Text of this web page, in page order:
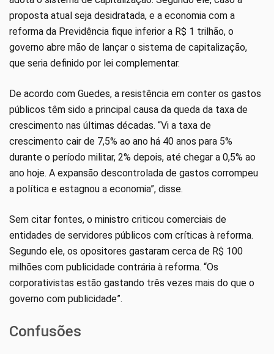
proposta atual seja desidratada, e a economia com a
reforma da Previdência fique inferior a R$ 1 trilhão, o
governo abre mão de lançar o sistema de capitalização,
que seria definido por lei complementar.
De acordo com Guedes, a resistência em conter os gastos
públicos têm sido a principal causa da queda da taxa de
crescimento nas últimas décadas. “Vi a taxa de
crescimento cair de 7,5% ao ano há 40 anos para 5%
durante o período militar, 2% depois, até chegar a 0,5% ao
ano hoje. A expansão descontrolada de gastos corrompeu
a política e estagnou a economia”, disse.
Sem citar fontes, o ministro criticou comerciais de
entidades de servidores públicos com críticas à reforma.
Segundo ele, os opositores gastaram cerca de R$ 100
milhões com publicidade contrária à reforma. “Os
corporativistas estão gastando três vezes mais do que o
governo com publicidade”.
Confusões